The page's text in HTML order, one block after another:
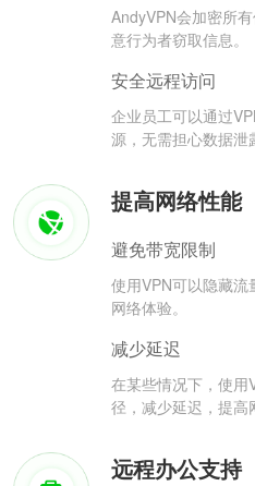
AndyVPN会加密所
意行为者窃取信息。
安全远程访问
企业员工可以通过
源，无需担心数据泄
提高网络性能
避免带宽限制
使用VPN可以隐藏
网络体验。
减少延迟
在某些情况下，使用
径，减少延迟，提高
远程办公支持